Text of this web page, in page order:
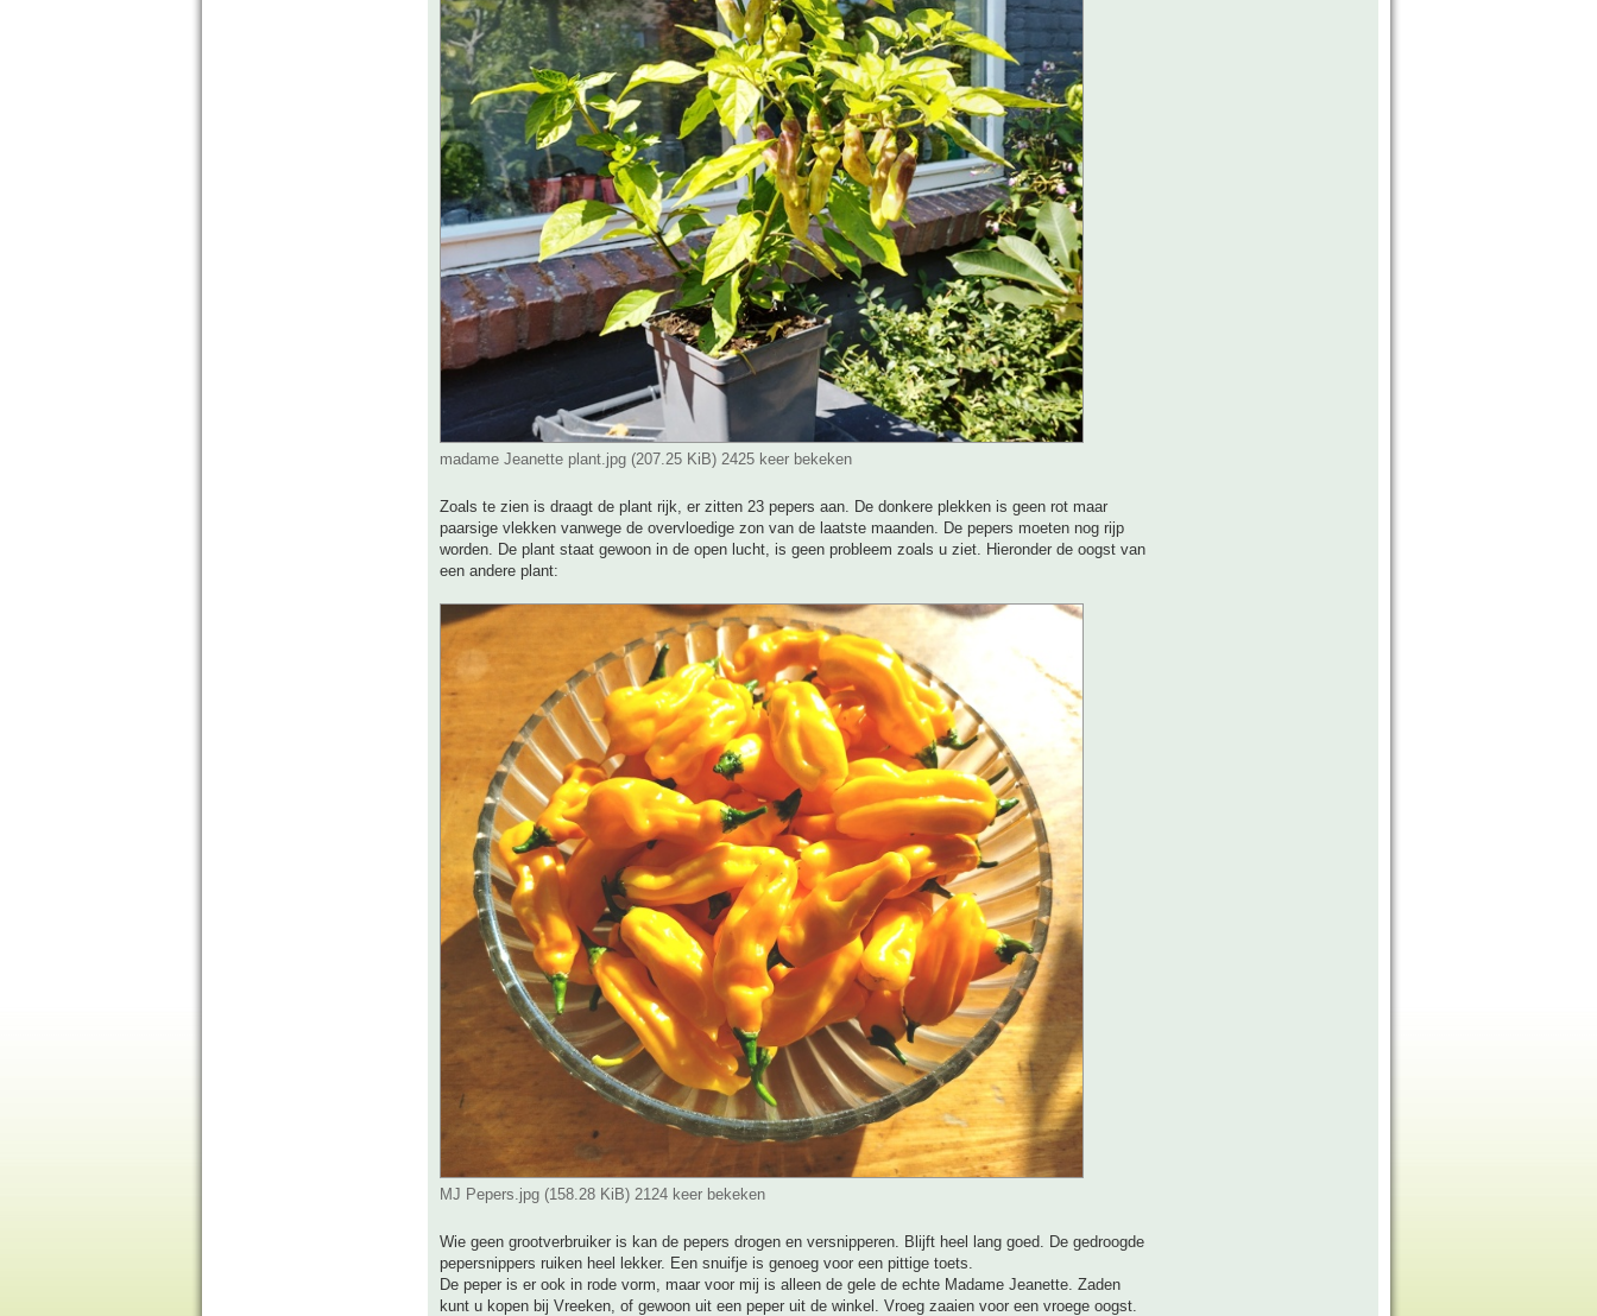
madame Jeanette plant.jpg (207.25 KiB) 2425 keer bekeken
Zoals te zien is draagt de plant rijk, er zitten 23 pepers aan. De donkere plekken is geen rot maar
paarsige vlekken vanwege de overvloedige zon van de laatste maanden. De pepers moeten nog rijp
worden. De plant staat gewoon in de open lucht, is geen probleem zoals u ziet. Hieronder de oogst van
een andere plant:
MJ Pepers.jpg (158.28 KiB) 2124 keer bekeken
Wie geen grootverbruiker is kan de pepers drogen en versnipperen. Blijft heel lang goed. De gedroogde
pepersnippers ruiken heel lekker. Een snuifje is genoeg voor een pittige toets.
De peper is er ook in rode vorm, maar voor mij is alleen de gele de echte Madame Jeanette. Zaden
kunt u kopen bij Vreeken, of gewoon uit een peper uit de winkel. Vroeg zaaien voor een vroege oogst.